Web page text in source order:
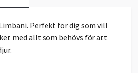
Perfekt för dig som vill
med allt som behövs för att